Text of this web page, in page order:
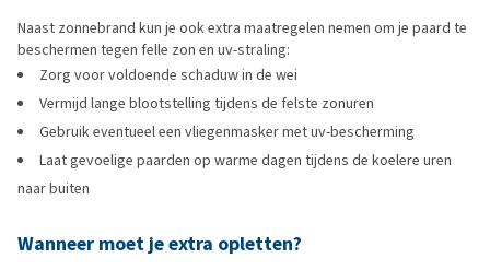
Naast zonnebrand kun je ook extra maatregelen nemen om je paard te
beschermen tegen felle zon en uv-straling:
Zorg voor voldoende schaduw in de wei
Vermijd lange blootstelling tijdens de felste zonuren
Gebruik eventueel een vliegenmasker met uv-bescherming
Laat gevoelige paarden op warme dagen tijdens de koelere uren
naar buiten
Wanneer moet je extra opletten?